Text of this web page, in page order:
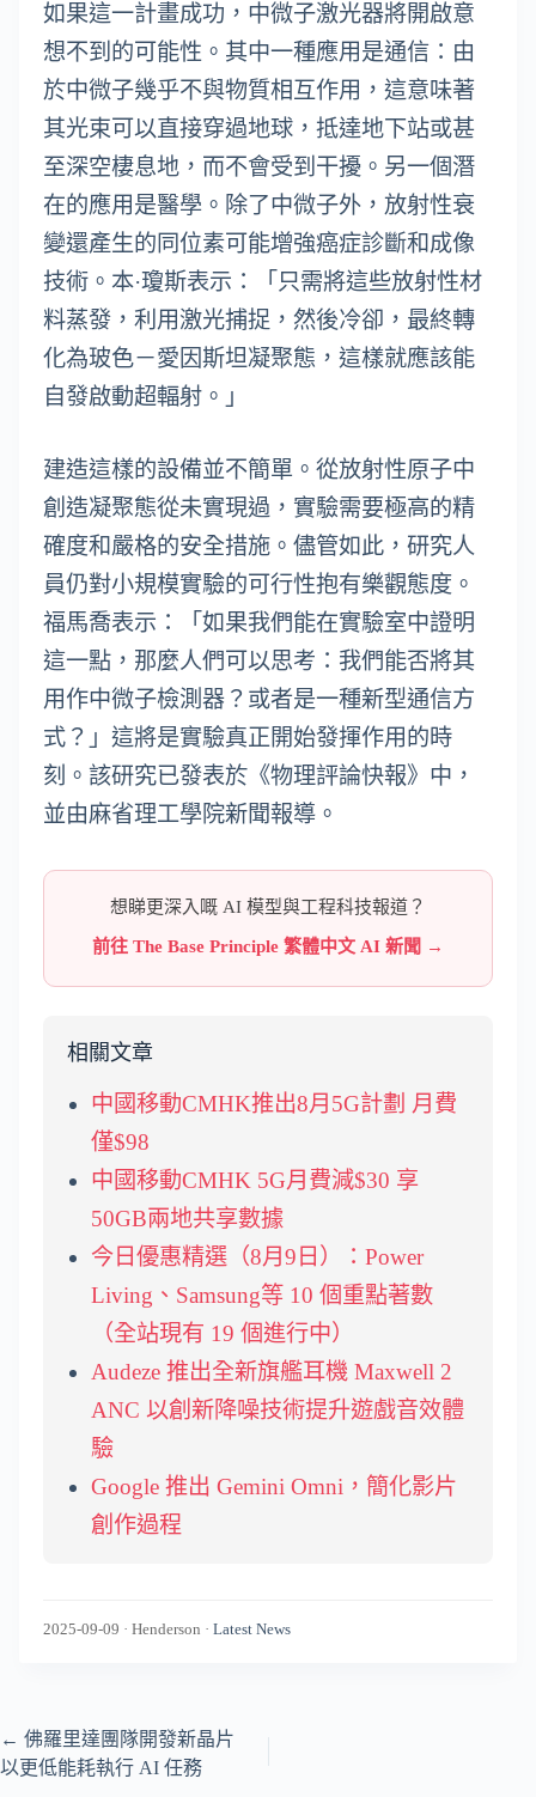
如果這一計畫成功，中微子激光器將開啟意
想不到的可能性。其中一種應用是通信：由
於中微子幾乎不與物質相互作用，這意味著
其光束可以直接穿過地球，抵達地下站或甚
至深空棲息地，而不會受到干擾。另一個潛
在的應用是醫學。除了中微子外，放射性衰
變還產生的同位素可能增強癌症診斷和成像
技術。本·瓊斯表示：「只需將這些放射性材
料蒸發，利用激光捕捉，然後冷卻，最終轉
化為玻色－愛因斯坦凝聚態，這樣就應該能
自發啟動超輻射。」
建造這樣的設備並不簡單。從放射性原子中
創造凝聚態從未實現過，實驗需要極高的精
確度和嚴格的安全措施。儘管如此，研究人
員仍對小規模實驗的可行性抱有樂觀態度。
福馬喬表示：「如果我們能在實驗室中證明
這一點，那麼人們可以思考：我們能否將其
用作中微子檢測器？或者是一種新型通信方
式？」這將是實驗真正開始發揮作用的時
刻。該研究已發表於《物理評論快報》中，
並由麻省理工學院新聞報導。
想睇更深入嘅 AI 模型與工程科技報道？
前往 The Base Principle 繁體中文 AI 新聞 →
相關文章
中國移動CMHK推出8月5G計劃 月費
僅$98
中國移動CMHK 5G月費減$30 享
50GB兩地共享數據
今日優惠精選（8月9日）：Power
Living、Samsung等 10 個重點著數
（全站現有 19 個進行中）
Audeze 推出全新旗艦耳機 Maxwell 2
ANC 以創新降噪技術提升遊戲音效體
驗
Google 推出 Gemini Omni，簡化影片
創作過程
2025-09-09 · Henderson · Latest News
← 佛羅里達團隊開發新晶片
以更低能耗執行 AI 任務